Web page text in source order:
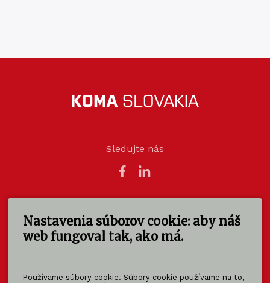
Nastavenia súborov cookie: aby náš
web fungoval tak, ako má.
Používame súbory cookie. Súbory cookie používame na to,
Sledujte nás
KOMA SLOVAKIA s.r.o.
Štúrova 140
949 01 Nitra - Mlynárce